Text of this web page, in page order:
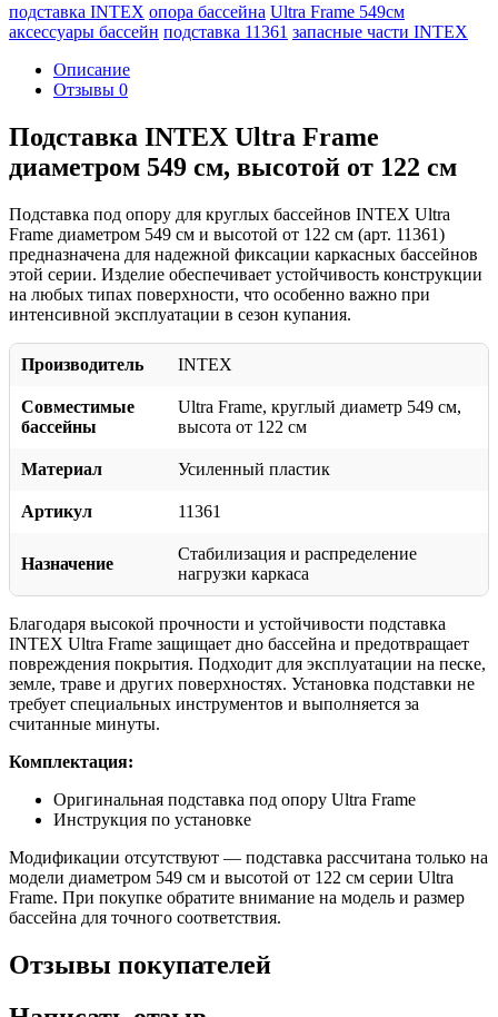
подставка INTEX опора бассейна Ultra Frame 549см
аксессуары бассейн подставка 11361 запасные части INTEX
Описание
Отзывы 0
Подставка INTEX Ultra Frame
диаметром 549 см, высотой от 122 см
Подставка под опору для круглых бассейнов INTEX Ultra
Frame диаметром 549 см и высотой от 122 см (арт. 11361)
предназначена для надежной фиксации каркасных бассейнов
этой серии. Изделие обеспечивает устойчивость конструкции
на любых типах поверхности, что особенно важно при
интенсивной эксплуатации в сезон купания.
Производитель INTEX
Совместимые
бассейны
Ultra Frame, круглый диаметр 549 см,
высота от 122 см
Материал Усиленный пластик
Артикул 11361
Назначение
Стабилизация и распределение
нагрузки каркаса
Благодаря высокой прочности и устойчивости подставка
INTEX Ultra Frame защищает дно бассейна и предотвращает
повреждения покрытия. Подходит для эксплуатации на песке,
земле, траве и других поверхностях. Установка подставки не
требует специальных инструментов и выполняется за
считанные минуты.
Комплектация:
Оригинальная подставка под опору Ultra Frame
Инструкция по установке
Модификации отсутствуют — подставка рассчитана только на
модели диаметром 549 см и высотой от 122 см серии Ultra
Frame. При покупке обратите внимание на модель и размер
бассейна для точного соответствия.
Отзывы покупателей